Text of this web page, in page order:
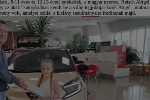
8-11 éves és 12-15 éves) értékelték, a magyar nyertes, Reisch Abigél
az alatti’ kategóriában került be a világ legjobbjai közé. Abigél jutalma
volt, amelyet szülei a kislány tanulmányaira fordítanak majd.